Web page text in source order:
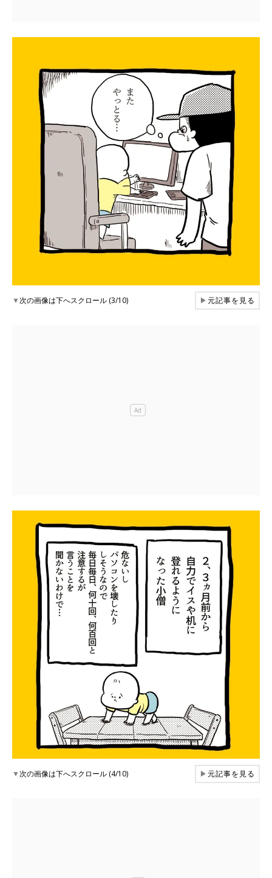
▼次の画像は下へスクロール (3/10) ▶元記事を見る
▼次の画像は下へスクロール (4/10) ▶元記事を見る